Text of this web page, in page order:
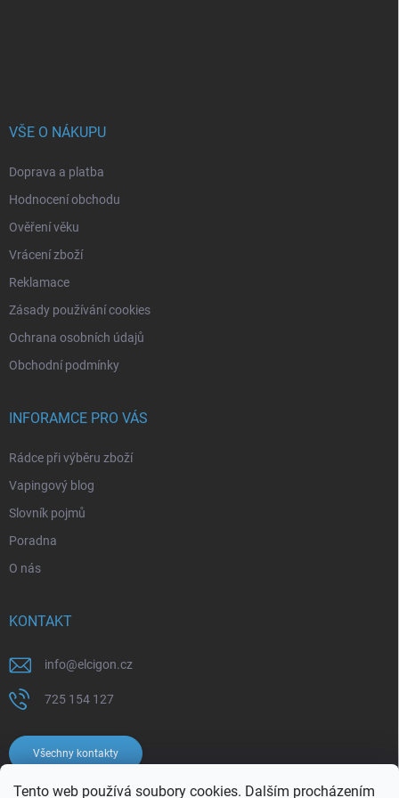
Tento web používá soubory cookies. Dalším procházením
VŠE O NÁKUPU
Doprava a platba
Hodnocení obchodu
Ověření věku
Vrácení zboží
Reklamace
Zásady používání cookies
Ochrana osobních údajů
Obchodní podmínky
INFORAMCE PRO VÁS
Rádce při výběru zboží
Vapingový blog
Slovník pojmů
Poradna
O nás
KONTAKT
info@elcigon.cz
725 154 127
Všechny kontakty